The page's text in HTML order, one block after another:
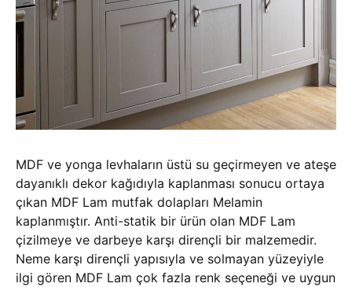
MDF ve yonga levhaların üstü su geçirmeyen ve ateşe
dayanıklı dekor kağıdıyla kaplanması sonucu ortaya
çıkan MDF Lam mutfak dolapları Melamin
kaplanmıştır. Anti-statik bir ürün olan MDF Lam
çizilmeye ve darbeye karşı dirençli bir malzemedir.
Neme karşı dirençli yapısıyla ve solmayan yüzeyiyle
ilgi gören MDF Lam çok fazla renk seçeneği ve uygun